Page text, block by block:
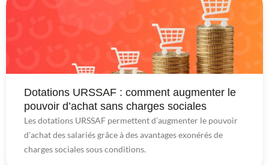
Dotations URSSAF : comment augmenter le
pouvoir d’achat sans charges sociales
Les dotations URSSAF permettent d’augmenter le pouvoir
d’achat des salariés grâce à des avantages exonérés de
charges sociales sous conditions.